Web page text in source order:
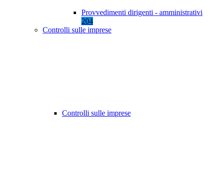
Provvedimenti dirigenti - amministrativi
204
Controlli sulle imprese
Controlli sulle imprese